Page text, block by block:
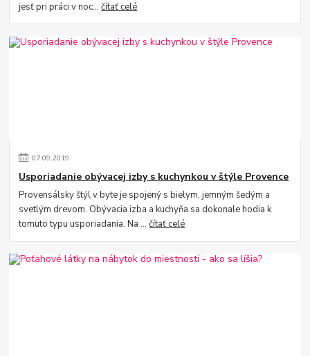
jesť pri práci v noc...čítať celé
07.09.2019
Usporiadanie obývacej izby s kuchynkou v štýle Provence
Provensálsky štýl v byte je spojený s bielym, jemným šedým a
svetlým drevom. Obývacia izba a kuchyňa sa dokonale hodia k
tomuto typu usporiadania. Na ...čítať celé